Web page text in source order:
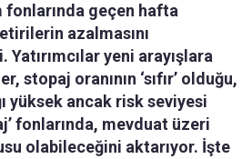
fonlarında geçen hafta
azalmasını
yeni arayışlara
stopaj oranının ‘sıfır’ olduğu,
yüksek ancak risk seviyesi
fonlarında, mevduat üzeri
olabileceğini aktarıyor. İşte